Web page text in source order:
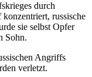
durch
russische
sie selbst Opfer
Sohn.
Angriffs
verletzt.